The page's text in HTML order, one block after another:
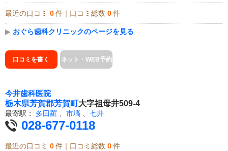
最近の口コミ 0 件｜口コミ総数 0 件
▶ おぐら歯科クリニックのページを見る
口コミを書く ネット・WEB予約
今井歯科医院
栃木県芳賀郡芳賀町大字祖母井509-4
最寄駅： 多田羅 市塙 七井
028-677-0118
最近の口コミ 0 件｜口コミ総数 0 件